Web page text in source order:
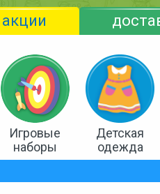
акции
Игровые
наборы
Детская
одежда